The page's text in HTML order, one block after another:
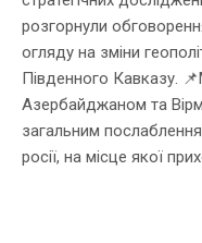
розгорнули
огляду на зміни
Південного Кавказу.
Азербайджаном та
загальним
росії, на місце якої